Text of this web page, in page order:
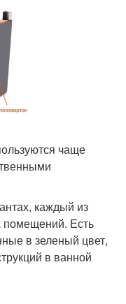
чаще
каждый из
помещений. Есть
в зеленый цвет,
в ванной